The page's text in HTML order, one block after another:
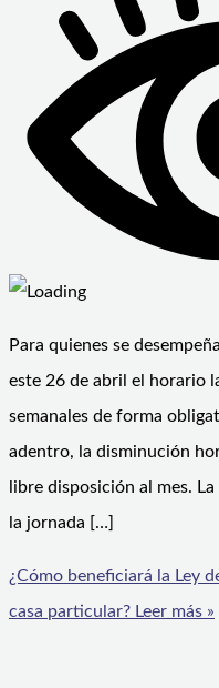
Para quienes se
este 26 de abril el horario
semanales de forma
adentro, la disminución
libre disposición al mes.
la jornada […]
¿Cómo beneficiará la Ley
casa particular? Leer más »